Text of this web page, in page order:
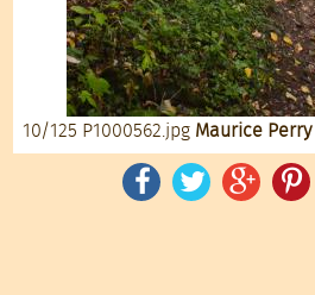
10/125 P1000562.jpg Maurice Perry